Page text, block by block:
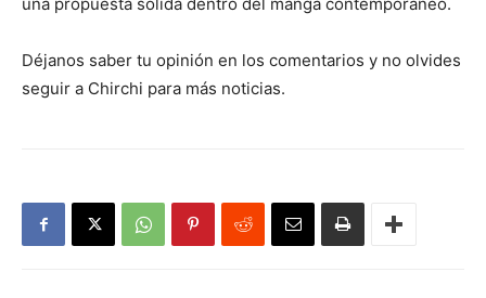
Déjanos saber tu opinión en los comentarios y no olvides
seguir a Chirchi para más noticias.